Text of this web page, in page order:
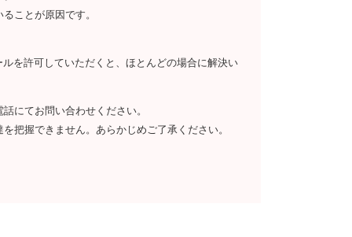
ことが原因です。
を許可していただくと、ほとんどの場合に解決い
にてお問い合わせください。
把握できません。あらかじめご了承ください。